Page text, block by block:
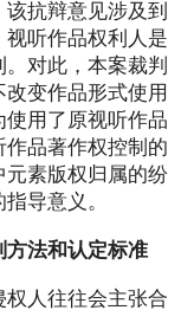
抗辩意见涉及到
听作品权利人是
对此，本案裁判
变作品形式使用
用了原视听作品
品著作权控制的
素版权归属的纷
导意义。
方法和认定标准
人往往会主张合